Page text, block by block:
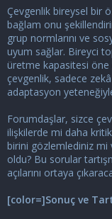
Çevgenlik bireysel bir
bağlam onu
grup normlarını ve
uyum sağlar. Bireyci
üretme kapasitesi öne
çevgenlik, sadece
adaptasyon
Forumdaşlar, sizce
ilişkilerde mi daha
birini gözlemlediniz
oldu? Bu sorular
açılarını ortaya
[color=]Sonuç ve